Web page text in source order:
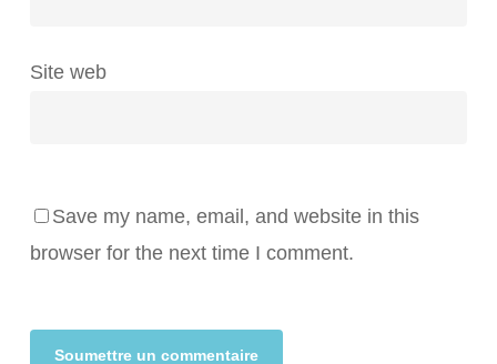
Site web
Save my name, email, and website in this
browser for the next time I comment.